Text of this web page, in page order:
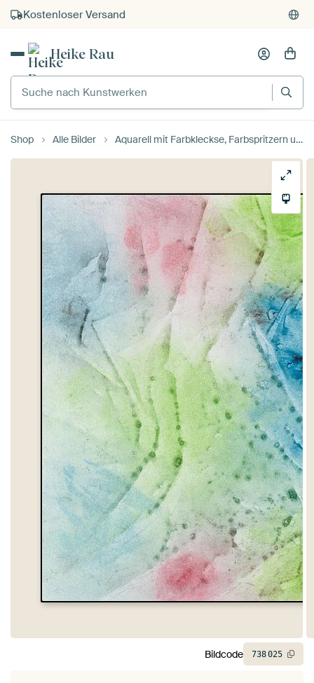
Kostenloser Versand
Kauf auf Rechnung
Individueller Druck auf Bestellung
Heike Rau
Suche nach Kunstwerken
Shop Alle Bilder Aquarell mit Farbkleckse, Farbspritzern und Streifen in Rot, Grün und Blau
Bildcode 738025